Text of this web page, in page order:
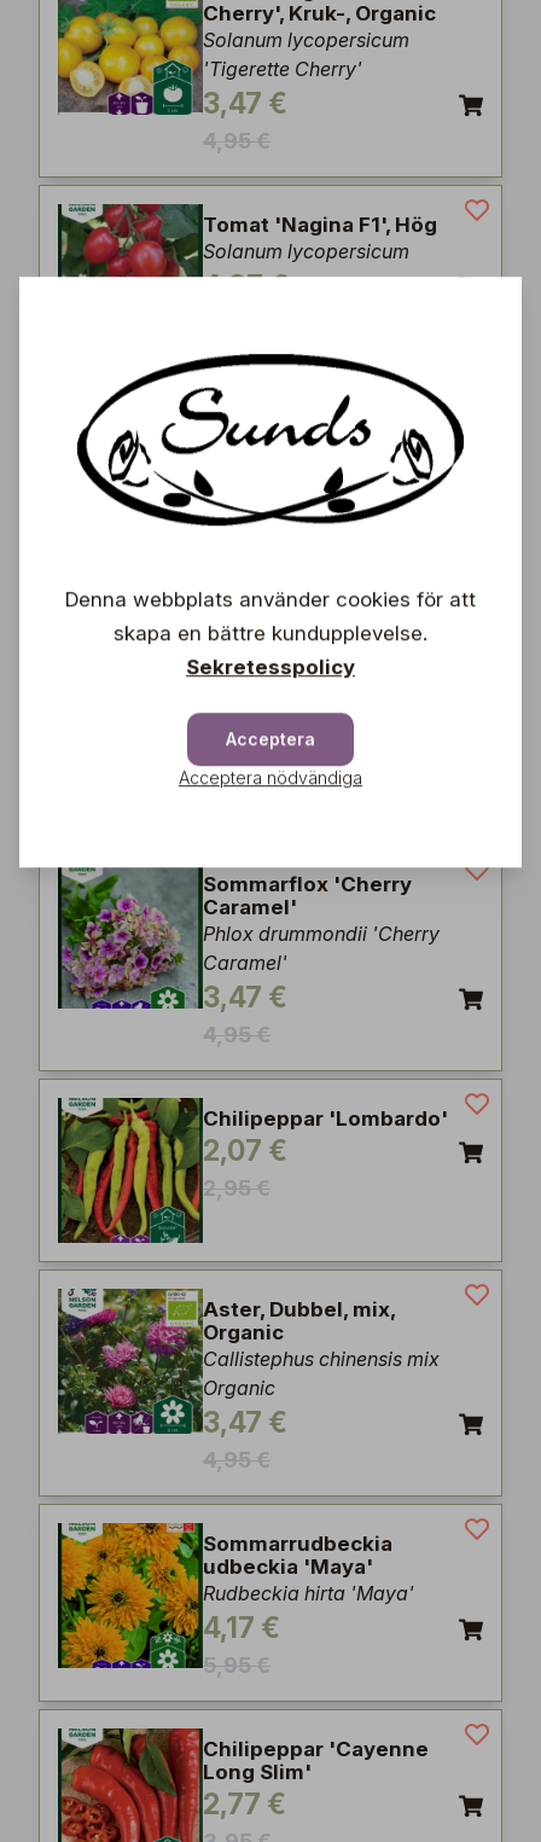
Cherry', Kruk-, Organic
Solanum lycopersicum
'Tigerette Cherry'
3,47 €
4,95 €
Tomat 'Nagina F1', Hög
Solanum lycopersicum
4,87 €
Solros 'Double Sunking'
Helianthus annuum 'Double
Sunking'
4,17 €
Chilipeppar
'Westlandse Lange
Rode', Organic
'WestlandseLangeRode'
2,45 €
Sommarflox 'Cherry
Caramel'
Phlox drummondii 'Cherry
Caramel'
3,47 €
4,95 €
Chilipeppar 'Lombardo'
2,07 €
2,95 €
Aster, Dubbel, mix,
Organic
Callistephus chinensis mix
Organic
3,47 €
4,95 €
Sommarrudbeckia
udbeckia 'Maya'
Rudbeckia hirta 'Maya'
4,17 €
5,95 €
Chilipeppar 'Cayenne
Long Slim'
2,77 €
Denna webbplats använder cookies för att
skapa en bättre kundupplevelse.
Sekretesspolicy
Acceptera
Acceptera nödvändiga